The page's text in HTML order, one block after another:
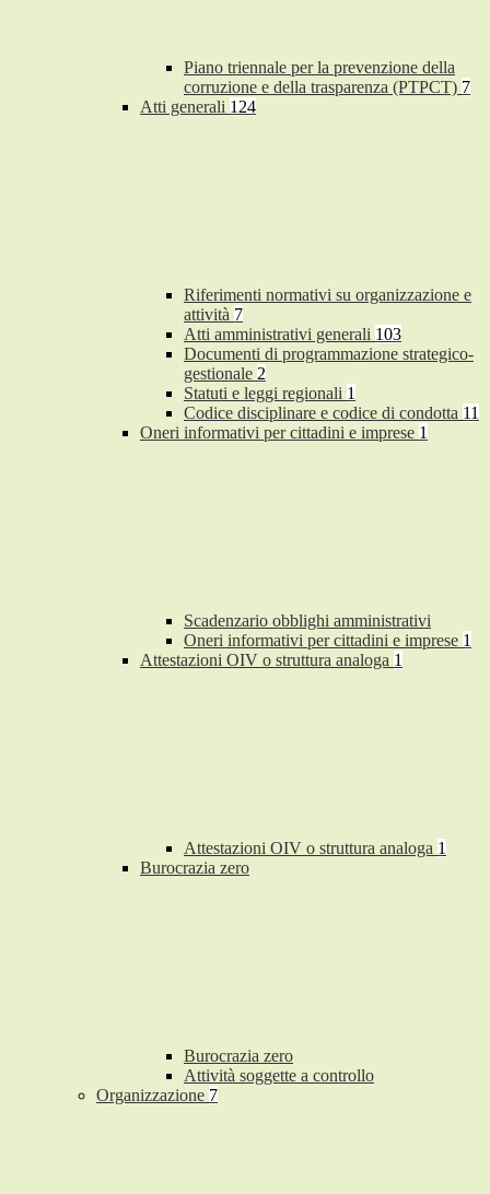
Piano triennale per la prevenzione della
corruzione e della trasparenza (PTPCT) 7
Atti generali 124
Riferimenti normativi su organizzazione e
attività 7
Atti amministrativi generali 103
Documenti di programmazione strategico-
gestionale 2
Statuti e leggi regionali 1
Codice disciplinare e codice di condotta 11
Oneri informativi per cittadini e imprese 1
Scadenzario obblighi amministrativi
Oneri informativi per cittadini e imprese 1
Attestazioni OIV o struttura analoga 1
Attestazioni OIV o struttura analoga 1
Burocrazia zero
Burocrazia zero
Attività soggette a controllo
Organizzazione 7